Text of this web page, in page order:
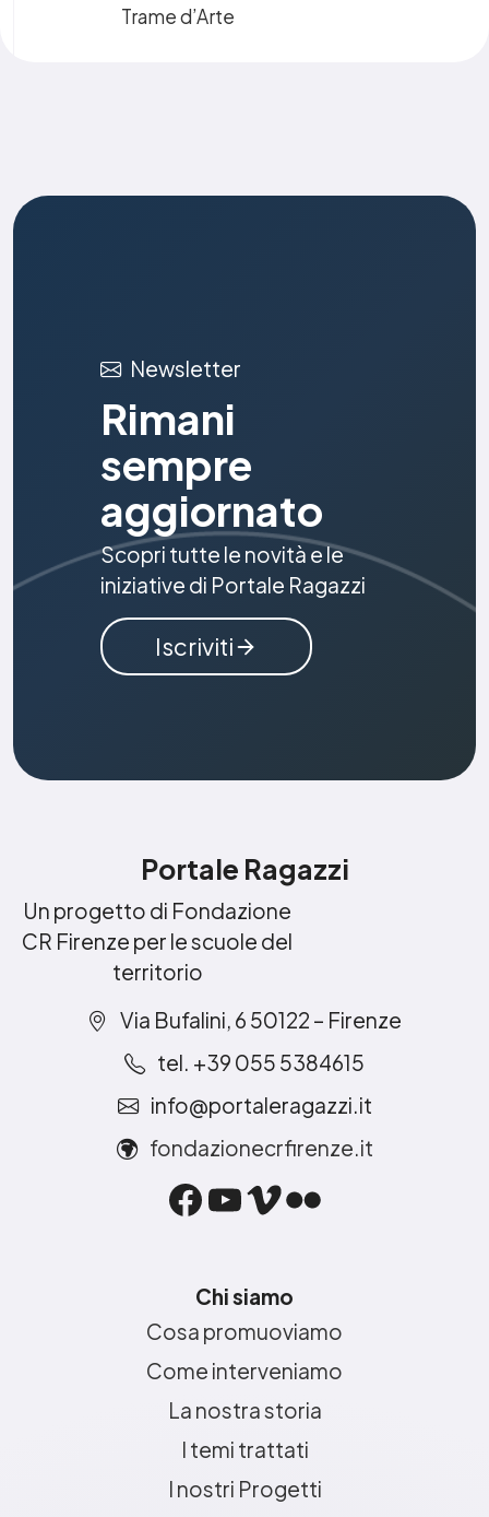
Trame d’Arte
Newsletter
Rimani
sempre
aggiornato
Scopri tutte le novità e le
iniziative di Portale Ragazzi
Iscriviti
Portale Ragazzi
Un progetto di Fondazione
CR Firenze per le scuole del
territorio
Via Bufalini, 6 50122 – Firenze
tel. +39 055 5384615
info@portaleragazzi.it
fondazionecrfirenze.it
Facebook
YouTube
Vimeo
Flickr
Chi siamo
Cosa promuoviamo
Come interveniamo
La nostra storia
I temi trattati
I nostri Progetti